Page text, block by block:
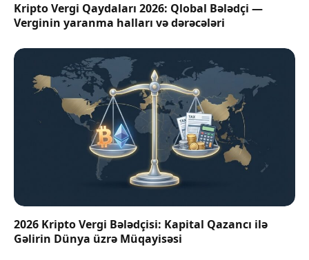
Kripto Vergi Qaydaları 2026: Qlobal Bələdçi —
Verginin yaranma halları və dərəcələri
2026 Kripto Vergi Bələdçisi: Kapital Qazancı ilə
Gəlirin Dünya üzrə Müqayisəsi